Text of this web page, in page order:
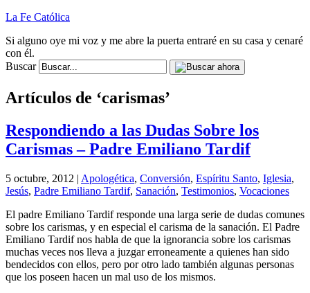
La Fe Católica
Si alguno oye mi voz y me abre la puerta entraré en su casa y cenaré
con él.
Buscar
Artículos de ‘carismas’
Respondiendo a las Dudas Sobre los
Carismas – Padre Emiliano Tardif
5 octubre, 2012 | Apologética, Conversión, Espíritu Santo, Iglesia,
Jesús, Padre Emiliano Tardif, Sanación, Testimonios, Vocaciones
El padre Emiliano Tardif responde una larga serie de dudas comunes
sobre los carismas, y en especial el carisma de la sanación. El Padre
Emiliano Tardif nos habla de que la ignorancia sobre los carismas
muchas veces nos lleva a juzgar erroneamente a quienes han sido
bendecidos con ellos, pero por otro lado también algunas personas
que los poseen hacen un mal uso de los mismos.